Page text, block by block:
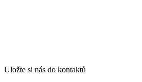
Uložte si nás do kontaktů